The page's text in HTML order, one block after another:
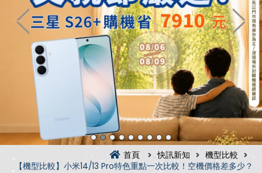
首頁 快訊新知
機型比較
【機型比較】小米14/13 Pro特色重點一次比較！空機價格差多少？